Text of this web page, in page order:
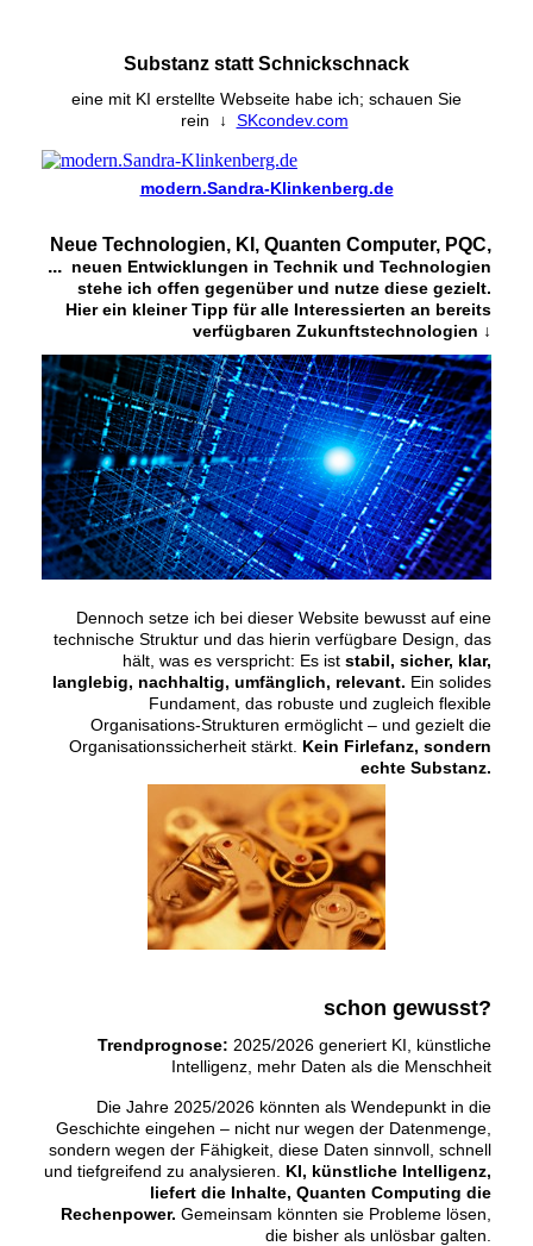
Substanz statt Schnickschnack
eine mit KI erstellte Webseite habe ich; schauen Sie
rein
↓ SKcondev.com
modern.Sandra-Klinkenberg.de
Neue Technologien, KI, Quanten Computer, PQC,
... neuen Entwicklungen in Technik und Technologien
stehe ich offen gegenüber und nutze diese gezielt.
Hier ein kleiner Tipp für alle Interessierten an bereits
verfügbaren Zukunftstechnologien ↓
Dennoch setze ich bei dieser Website bewusst auf eine
technische Struktur und das hierin verfügbare Design, das
hält, was es verspricht: Es ist stabil, sicher, klar,
langlebig, nachhaltig, umfänglich, relevant. Ein solides
Fundament, das robuste und zugleich flexible
Organisations-Strukturen ermöglicht – und gezielt die
Organisationssicherheit stärkt. Kein Firlefanz, sondern
echte Substanz.
schon gewusst?
Trendprognose: 2025/2026 generiert KI, künstliche
Intelligenz, mehr Daten als die Menschheit
Die Jahre 2025/2026 könnten als Wendepunkt in die
Geschichte eingehen – nicht nur wegen der Datenmenge,
sondern wegen der Fähigkeit, diese Daten sinnvoll, schnell
und tiefgreifend zu analysieren. KI, künstliche Intelligenz,
liefert die Inhalte, Quanten Computing die
Rechenpower. Gemeinsam könnten sie Probleme lösen,
die bisher als unlösbar galten.